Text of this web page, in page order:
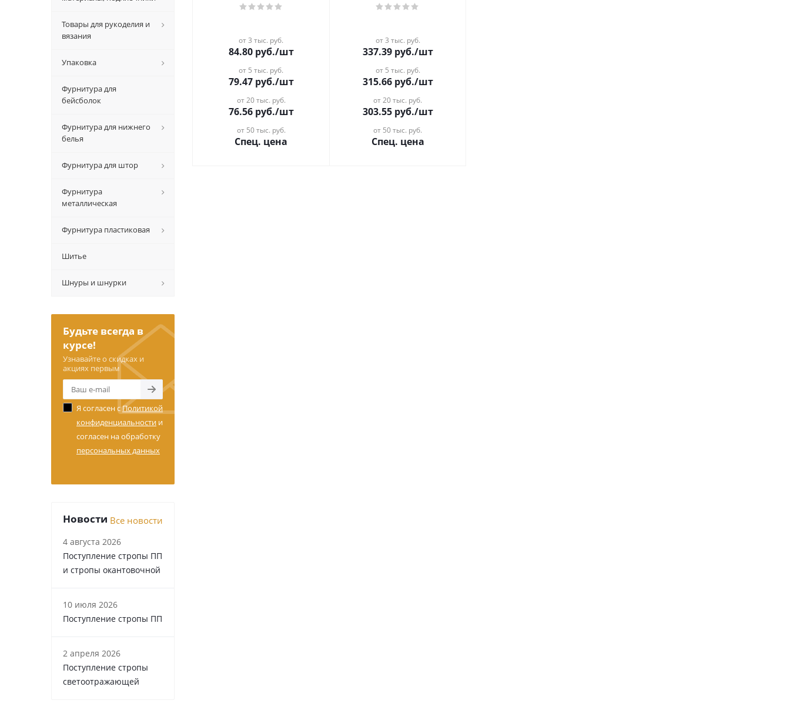
от 3 тыс. руб.
84.80руб./шт
от 5 тыс. руб.
79.47руб./шт
от 20 тыс. руб.
76.56руб./шт
от 50 тыс. руб.
Спец. цена
от 3 тыс. руб.
337.39руб./шт
от 5 тыс. руб.
315.66руб./шт
от 20 тыс. руб.
303.55руб./шт
от 50 тыс. руб.
Спец. цена
Товары для рукоделия и
вязания
Упаковка
Фурнитура для
бейсболок
Фурнитура для нижнего
белья
Фурнитура для штор
Фурнитура
металлическая
Фурнитура пластиковая
Шитье
Шнуры и шнурки
Будьте всегда в
курсе!
Узнавайте о скидках и
акциях первым
Я согласен сПолитикой
конфиденциальности и
согласен на обработку
персональных данных
Новости Все новости
4 августа 2026
Поступление стропы ПП
и стропы окантовочной
10 июля 2026
Поступление стропы ПП
2 апреля 2026
Поступление стропы
светоотражающей